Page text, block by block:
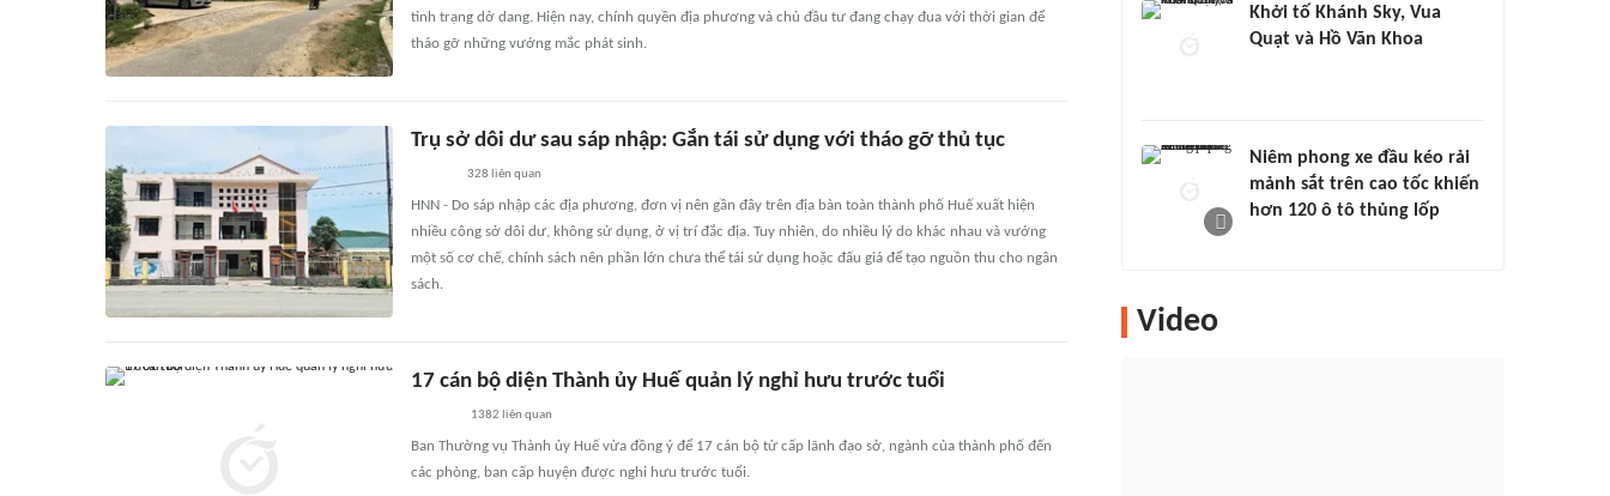
tình trạng dở dang. Hiện nay, chính quyền địa phương và chủ đầu tư đang chạy đua với thời gian để
tháo gỡ những vướng mắc phát sinh.
Trụ sở dôi dư sau sáp nhập: Gắn tái sử dụng với tháo gỡ thủ tục
328 liên quan
HNN - Do sáp nhập các địa phương, đơn vị nên gần đây trên địa bàn toàn thành phố Huế xuất hiện
nhiều công sở dôi dư, không sử dụng, ở vị trí đắc địa. Tuy nhiên, do nhiều lý do khác nhau và vướng
một số cơ chế, chính sách nên phần lớn chưa thể tái sử dụng hoặc đấu giá để tạo nguồn thu cho ngân
sách.
17 cán bộ diện Thành ủy Huế quản lý nghỉ hưu trước tuổi
1382 liên quan
Ban Thường vụ Thành ủy Huế vừa đồng ý để 17 cán bộ từ cấp lãnh đạo sở, ngành của thành phố đến
các phòng, ban cấp huyện được nghỉ hưu trước tuổi.
Khởi tố Khánh Sky, Vua
Quạt và Hồ Văn Khoa
Niêm phong xe đầu kéo rải
mảnh sắt trên cao tốc khiến
hơn 120 ô tô thủng lốp
Video